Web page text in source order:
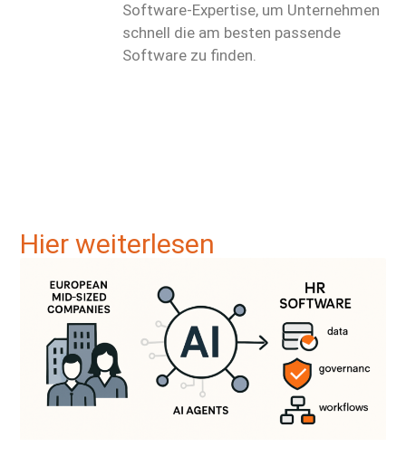
Software-Expertise, um Unternehmen
schnell die am besten passende
Software zu finden.
Hier weiterlesen